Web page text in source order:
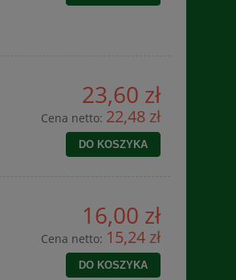
23,60 zł
Cena netto: 22,48 zł
DO KOSZYKA
16,00 zł
Cena netto: 15,24 zł
DO KOSZYKA